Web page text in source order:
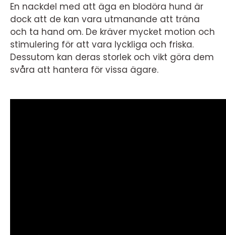
En nackdel med att äga en blodöra hund är
dock att de kan vara utmanande att träna
och ta hand om. De kräver mycket motion och
stimulering för att vara lyckliga och friska.
Dessutom kan deras storlek och vikt göra dem
svåra att hantera för vissa ägare.